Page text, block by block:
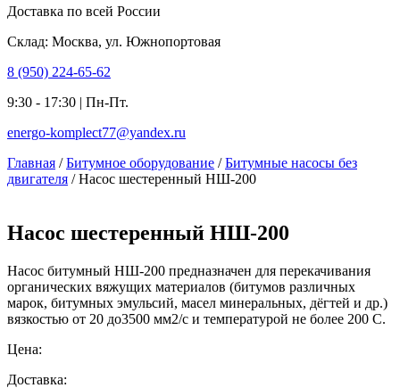
Доставка по всей России
Склад: Москва, ул. Южнопортовая
8 (950) 224-65-62
9:30 - 17:30 | Пн-Пт.
energo-komplect77@yandex.ru
Главная /Битумное оборудование /Битумные насосы без
двигателя / Насос шестеренный НШ-200
Насос шестеренный НШ-200
Насос битумный НШ-200 предназначен для перекачивания
органических вяжущих материалов (битумов различных
марок, битумных эмульсий, масел минеральных, дёгтей и др.)
вязкостью от 20 до3500 мм2/с и температурой не более 200 С.
Цена:
Доставка: